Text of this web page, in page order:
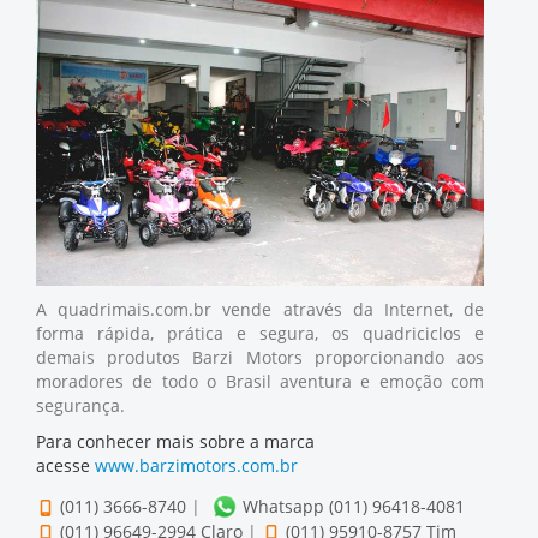
A quadrimais.com.br vende através da Internet, de
forma rápida, prática e segura, os quadriciclos e
demais produtos Barzi Motors proporcionando aos
moradores de todo o Brasil aventura e emoção com
segurança.
Para conhecer mais sobre a marca
acesse www.barzimotors.com.br
(011) 3666-8740 |
Whatsapp (011) 96418-4081
(011) 96649-2994 Claro | (011) 95910-8757 Tim